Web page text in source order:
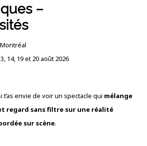
–
Montréal
14, 19 et 20 août 2026
t’as envie de voir un spectacle qui mélange
regard sans filtre sur une réalité
sur scène.